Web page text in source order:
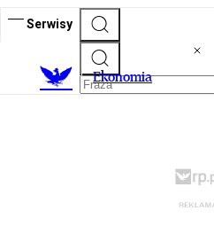
Serwisy
Ekonomia